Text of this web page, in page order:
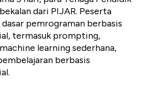
dari PIJAR. Peserta
pemrograman berbasis
termasuk prompting,
learning sederhana,
berbasis